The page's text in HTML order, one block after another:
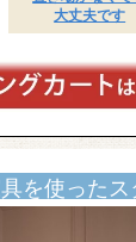
大丈夫です
を使った